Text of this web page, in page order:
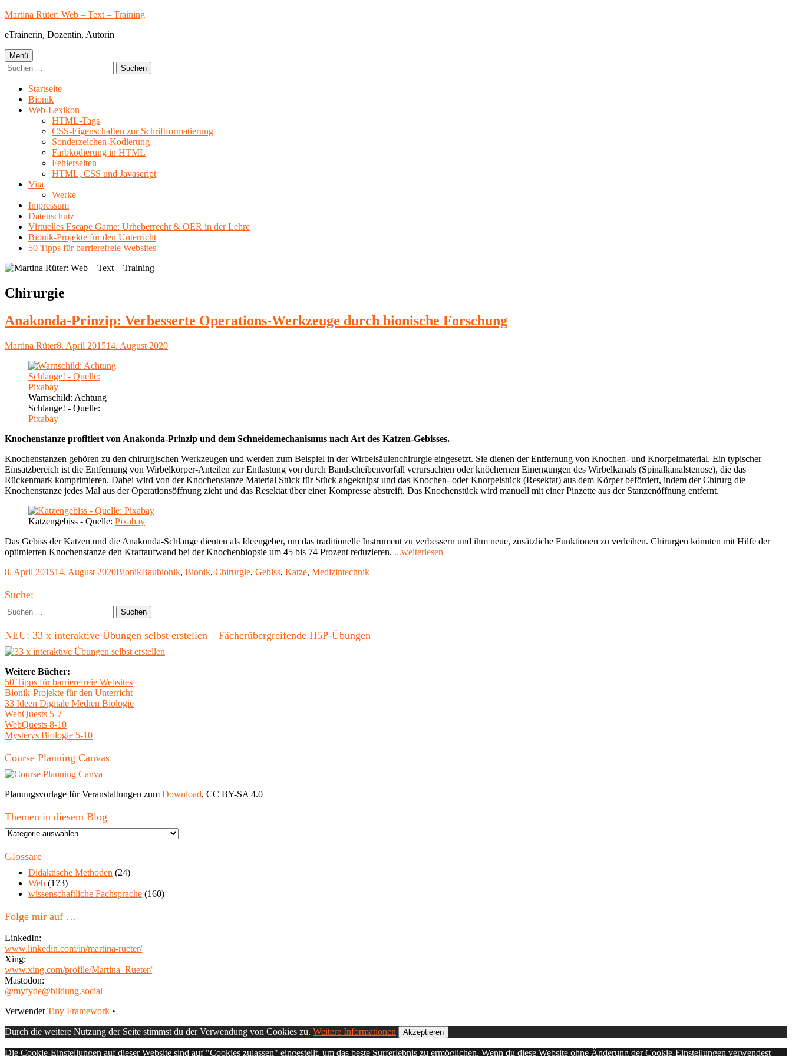
Springe
Inhalt
Martina Rüter: Web – Text – Training
eTrainerin, Dozentin, Autorin
Primäres
Menü
Menü
Suchen
nach:
Startseite
Bionik
Web-Lexikon
HTML-Tags
CSS-Eigenschaften zur Schriftformatierung
Sonderzeichen-Kodierung
Farbkodierung in HTML
Fehlerseiten
HTML, CSS und Javascript
Vita
Werke
Impressum
Datenschutz
Virtuelles Escape Game: Urheberrecht & OER in der Lehre
Bionik-Projekte für den Unterricht
50 Tipps für barrierefreie Websites
Schlagwort:
Chirurgie
Anakonda-Prinzip: Verbesserte Operations-Werkzeuge durch bionische Forschung
Autor
Martina RüterVeröffentlicht
8. April 201514. August 2020
Warnschild: Achtung
Schlange! - Quelle:
Pixabay
Knochenstanze profitiert von Anakonda-Prinzip und dem Schneidemechanismus nach Art des Katzen-Gebisses.
Knochenstanzen gehören zu den chirurgischen Werkzeugen und werden zum Beispiel in der Wirbelsäulenchirurgie eingesetzt. Sie dienen der Entfernung von Knochen- und Knorpelmaterial. Ein typischer
Einsatzbereich ist die Entfernung von Wirbelkörper-Anteilen zur Entlastung von durch Bandscheibenvorfall verursachten oder knöchernen Einengungen des Wirbelkanals (Spinalkanalstenose), die das
Rückenmark komprimieren. Dabei wird von der Knochenstanze Material Stück für Stück abgeknipst und das Knochen- oder Knorpelstück (Resektat) aus dem Körper befördert, indem der Chirurg die
Knochenstanze jedes Mal aus der Operationsöffnung zieht und das Resektat über einer Kompresse abstreift. Das Knochenstück wird manuell mit einer Pinzette aus der Stanzenöffnung entfernt.
Katzengebiss - Quelle: Pixabay
Das Gebiss der Katzen und die Anakonda-Schlange dienten als Ideengeber, um das traditionelle Instrument zu verbessern und ihm neue, zusätzliche Funktionen zu verleihen. Chirurgen könnten mit Hilfe der
optimierten Knochenstanze den Kraftaufwand bei der Knochenbiopsie um 45 bis 74 Prozent reduzieren. ...weiterlesen
Veröffentlicht
8. April 201514. August 2020Kategorien
BionikSchlagwörter
Baubionik, Bionik, Chirurgie, Gebiss, Katze, Medizintechnik
Haupt-
Seitenleiste
Suche:
Suchen
nach:
NEU: 33 x interaktive Übungen selbst erstellen – Fächerübergreifende H5P-Übungen
Weitere Bücher:
50 Tipps für barrierefreie Websites
Bionik-Projekte für den Unterricht
33 Ideen Digitale Medien Biologie
WebQuests 5-7
WebQuests 8-10
Mysterys Biologie 5-10
Course Planning Canvas
Planungsvorlage für Veranstaltungen zum Download, CC BY-SA 4.0
Themen in diesem Blog
Themen
diesem
Glossare
Didaktische Methoden (24)
Web (173)
wissenschaftliche Fachsprache (160)
Folge mir auf …
LinkedIn:
www.linkedin.com/in/martina-rueter/
Xing:
www.xing.com/profile/Martina_Rueter/
Mastodon:
@myfyde@bildung.social
Footer
Inhalt
Verwendet Tiny Framework •
Durch die weitere Nutzung der Seite stimmst du der Verwendung von Cookies zu. Weitere Informationen Akzeptieren
Die Cookie-Einstellungen auf dieser Website sind auf "Cookies zulassen" eingestellt, um das beste Surferlebnis zu ermöglichen. Wenn du diese Website ohne Änderung der Cookie-Einstellungen verwendest